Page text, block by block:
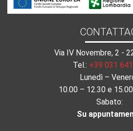
Via IV Novembre, 2 -
Tel.: +39 031
Lunedì –
10.00 – 12.30 e
Sabato:
Su